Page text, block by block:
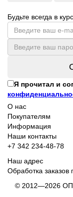
Будьте всегда в
Я прочитал и
О нас
Покупателям
Информация
Наши контакты
+7 342 234-48-78
Наш адрес
Обработка заказов
© 2012—2026